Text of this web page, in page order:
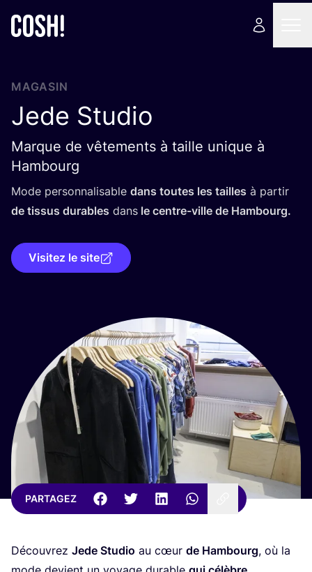
MAGASIN
Jede Studio
Marque de vêtements à taille unique à
Hambourg
Mode per­son­na­li­sable dans toutes les tailles à par­tir
de tis­sus durables dans le centre-ville de Hambourg.
Visitez le site
PARTAGEZ
Décou­vrez Jede Stu­dio au cœur de Ham­bourg, où la